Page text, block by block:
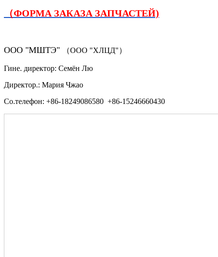
（ФОРМА ЗАКАЗА ЗАПЧАСТЕЙ)
ООО "МШТЭ" （ООО "ХЛЦД"）
Гине. директор: Семён Лю
Директор.: Мария Чжао
Со.телефон: +86-18249086580 +86-15246660430